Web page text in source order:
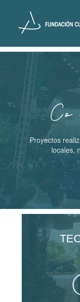
Co -
Proyectos
locales,